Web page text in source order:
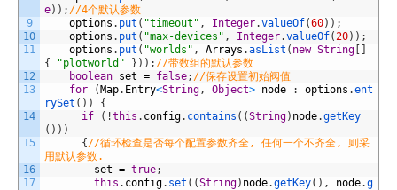
9
10
11
12
13
14
15
16
17
e) ) ; //4个默认参数
options . put ( "timeout" , Integer.valueOf(60) ) ;
options . put ( "max-devices" , Integer.valueOf(20) ) ;
options . put ( "worlds" , Arrays .asList ( new String
{
"plotworld" } ) ) ; //带数组的默认参数
boolean set = false; //保存设置初始阀值
for
( Map. Entry<String, Object> node : options .ent
rySet ( ) )
{
if
( !this . config. contains ( (String) node.getKey
( ) ) )
{ //循环检查是否每个配置参数齐全, 任何一个不齐全, 则采
用默认参数.
set = true;
this . config. set ( (String) node.getKey( ) , node.g